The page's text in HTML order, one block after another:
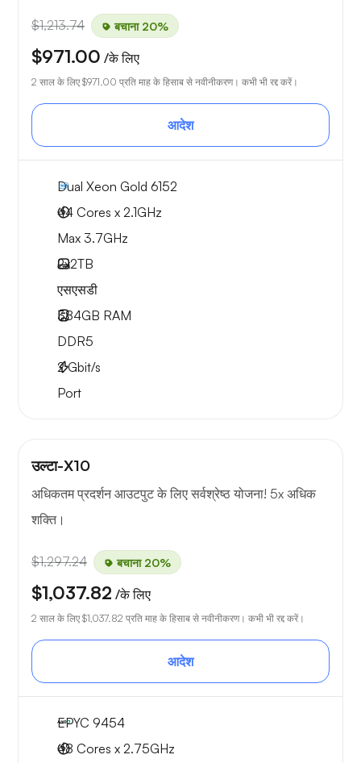
$1,213.74 बचाना 20%
$971.00 /के लिए
2 साल के लिए $971.00 प्रति माह के हिसाब से नवीनीकरण। कभी भी रद्द करें।
आदेश
Dual Xeon Gold 6152
44 Cores x 2.1GHz
Max 3.7GHz
2x2TB
एसएसडी
384GB RAM
DDR5
2Gbit/s
Port
उल्टा-X10
अधिकतम प्रदर्शन आउटपुट के लिए सर्वश्रेष्ठ योजना! 5x अधिक
शक्ति।
$1,297.24 बचाना 20%
$1,037.82 /के लिए
2 साल के लिए $1,037.82 प्रति माह के हिसाब से नवीनीकरण। कभी भी रद्द करें।
आदेश
EPYC 9454
48 Cores x 2.75GHz